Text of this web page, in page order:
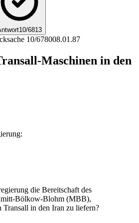
10/6813
10/678008.01.87
Maschinen in den
die Bereitschaft des
Bölkow-Blohm (MBB),
Transall in den Iran zu liefern?